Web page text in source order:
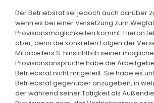
Der Betriebsrat sei jedoch auch darüber
wenn es bei einer Versetzung zum
Provisionsmöglichkeiten kommt. Hieran
aber, denn die konkreten Folgen der
Mitarbeiters S. hinsichtlich seiner
Provisionsansprüche habe die
Betriebsrat nicht mitgeteilt. Sie habe es
Betriebsrat gegenüber anzugeben, in
der während seiner Tätigkeit als